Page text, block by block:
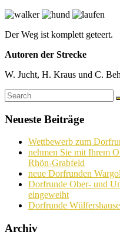
Der Weg ist komplett geteert.
Autoren der Strecke
W. Jucht, H. Kraus und C.
Neueste Beiträge
Wettbewerb zum
nehmen Sie mit Ihrem
Rhön-Grabfeld
neue Dorfrunden
Dorfrunde Ober- und
eingeweiht
Dorfrunde
Archiv